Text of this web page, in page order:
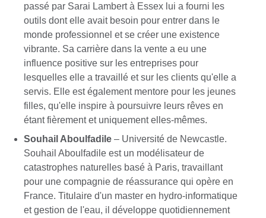
passé par Sarai Lambert à Essex lui a fourni les
outils dont elle avait besoin pour entrer dans le
monde professionnel et se créer une existence
vibrante. Sa carrière dans la vente a eu une
influence positive sur les entreprises pour
lesquelles elle a travaillé et sur les clients qu'elle a
servis. Elle est également mentore pour les jeunes
filles, qu'elle inspire à poursuivre leurs rêves en
étant fièrement et uniquement elles-mêmes.
Souhail Aboulfadile – Université de Newcastle.
Souhail Aboulfadile est un modélisateur de
catastrophes naturelles basé à Paris, travaillant
pour une compagnie de réassurance qui opère en
France. Titulaire d'un master en hydro-informatique
et gestion de l'eau, il développe quotidiennement